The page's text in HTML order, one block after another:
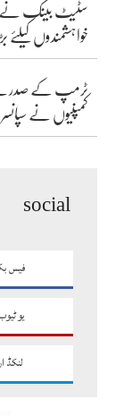
سٹیٹ بینک نے
خواہشمندوں
ٹرمپ کے صدر بنتے
کمپنیوں نے
social
فیس
یو
لنکڈ